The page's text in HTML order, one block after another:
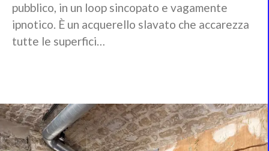
pubblico, in un loop sincopato e vagamente
ipnotico. È un acquerello slavato che accarezza
tutte le superfici…